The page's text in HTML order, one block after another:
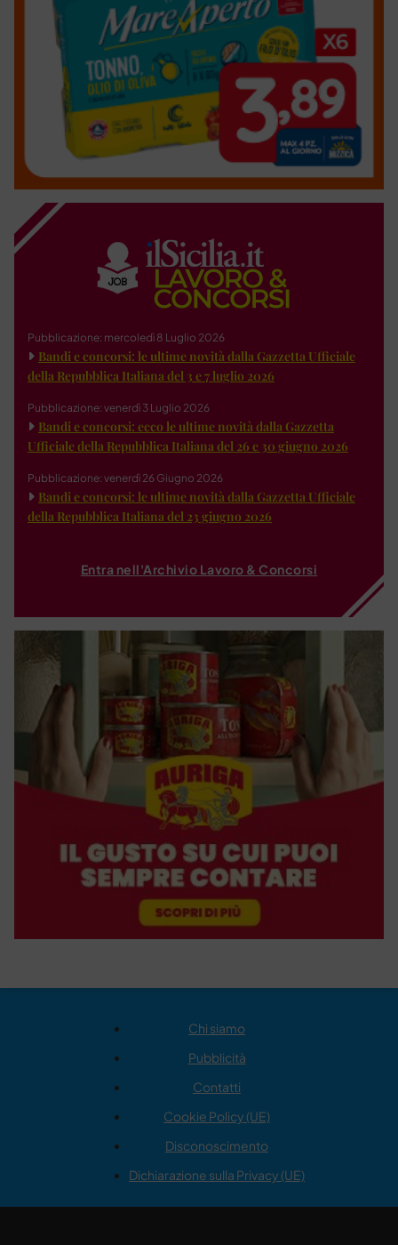
Pubblicazione: mercoledì 8 Luglio 2026
Bandi e concorsi: le ultime novità dalla Gazzetta Ufficiale
della Repubblica Italiana del 3 e 7 luglio 2026
Pubblicazione: venerdì 3 Luglio 2026
Bandi e concorsi: ecco le ultime novità dalla Gazzetta
Ufficiale della Repubblica Italiana del 26 e 30 giugno 2026
Pubblicazione: venerdì 26 Giugno 2026
Bandi e concorsi: le ultime novità dalla Gazzetta Ufficiale
della Repubblica Italiana del 23 giugno 2026
Entra nell'Archivio Lavoro & Concorsi
Chi siamo
Pubblicità
Contatti
Cookie Policy (UE)
Disconoscimento
Dichiarazione sulla Privacy (UE)